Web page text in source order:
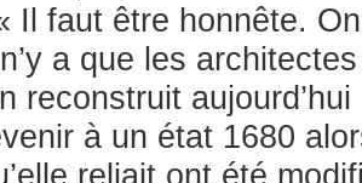
Il faut être honnête.
a que les
reconstruit
à un état 1680
reliait ont été